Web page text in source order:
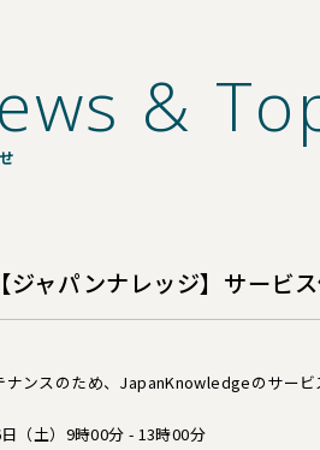
&
ジャパンナレッジ】サービ
ナンスのため、JapanKnowledgeのサービ
（土）9時00分 - 13時00分